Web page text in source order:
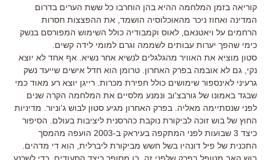
קוריאה בזמן המלחמה ההיא בהן הוחרבו כל ששת הערים בדרום
המדינה ואחוז ניכר מהאוכלוסיה הושמד, את ההפצצות חסרות
הרחמים על ויאטנאם, לאוס וקמבודיה כולל השימוש המפורסם בנשק
כימי שהפך יערות עבותים לשממה וגרם למומי לידה קשים.
סטון מוציא את האוויר מהגלגלים לנשיא אחר נשיא. אף אחד לא יוצא
נקי, גם לא אובמה בפרק האחרון. טרומן הוא חדל אישים שייעד נשק
גרעיני לאינספור שימושים כולל חפירת מכרות. רייגן יוצא רע מאוד כמי
שבגד באמונו של גורבצ'וב ונמנע מלסיים את המלחמה הקרה שנים
לפני שנסתיימה מאליה. בפרק האחרון מגיע סטון לבוש ג'וניור. מדיניות
החוץ של בוש זוכה לביקורת נוקבת כהרסנית ליציבות בעולם. הסיפור
כיצד 3 שבועות לפני המתקפה בעיראק ב-2003 הועפה מהמסך
התכנית של פיל דונהיו בשל חשש מביקורת ליברלית, הוא די מדהים.